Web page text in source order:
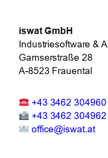
iswat GmbH
Industriesoftware &
Gamserstraße 28
A-8523 Frauental
+43 3462 304960
+43 3462 304962
office@iswat.at